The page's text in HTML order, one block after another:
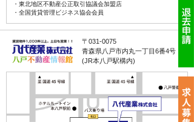
・東北地区不動産公正取引協議会加盟店
・全国賃貸管理ビジネス協会会員
〒031-0075
青森県八戸市内丸一丁目6番4号
(JR本八戸駅構内)